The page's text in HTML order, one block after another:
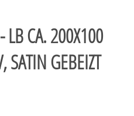
LB CA. 200X100
SATIN GEBEIZT